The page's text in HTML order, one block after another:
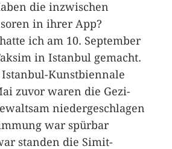
die inzwischen
in ihrer App?
ich am 10. September
in Istanbul gemacht.
Kunstbiennale
zuvor waren die Gezi-
niedergeschlagen
war spürbar
standen die Simit-